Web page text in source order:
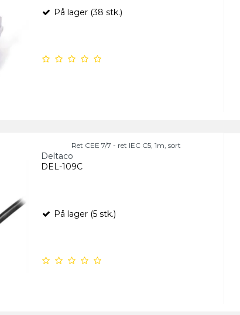
På lager (38 stk.)
Ret CEE 7/7 - ret IEC C5, 1m, sort
Deltaco
DEL-109C
På lager (5 stk.)